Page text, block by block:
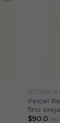
PICTÓRICA
Pincel
fino
$90.0